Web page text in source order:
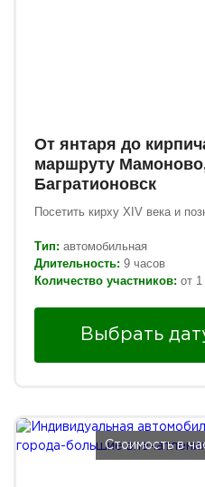
От янтаря до
маршруту
Багратионовск
Посетить кирху XIV века и
Тип: автомобильная
Длительность: 9 часов
Количество участников: от
Выбрать
Стоимость в